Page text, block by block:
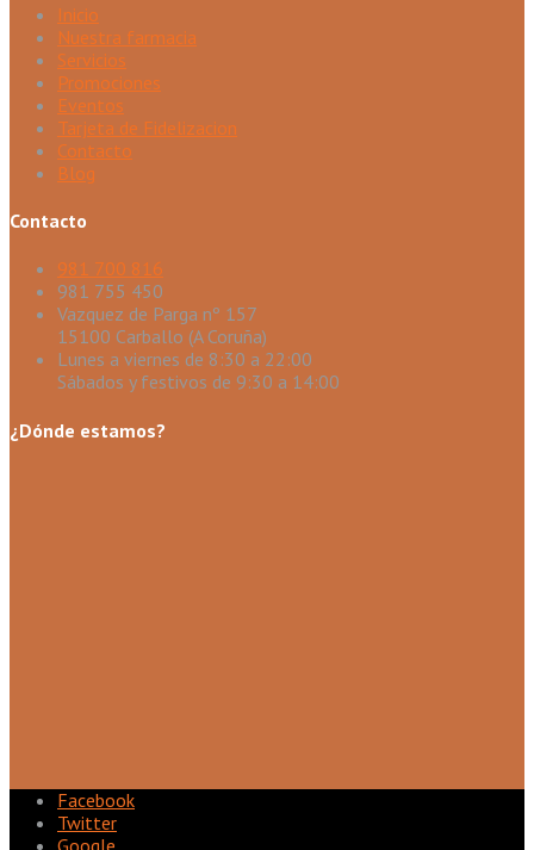
Inicio
Nuestra farmacia
Servicios
Promociones
Eventos
Tarjeta de Fidelizacion
Contacto
Blog
Contacto
981 700 816
981 755 450
Vazquez de Parga nº 157
15100 Carballo (A Coruña)
Lunes a viernes de 8:30 a 22:00
Sábados y festivos de 9:30 a 14:00
¿Dónde estamos?
Facebook
Twitter
Google